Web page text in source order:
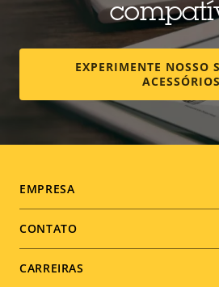
EXPERIMENTE NOSSO
ACESSÓRIOS
Footer
menu
EMPRESA
CONTATO
CARREIRAS